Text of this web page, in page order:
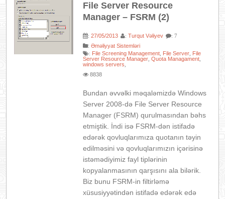
PROQRAMLAR
IT LÜĞƏT
XƏBƏRLƏR
File Server Resource
Manager – FSRM (2)
:27/05/2013 :Turqut Vəliyev : 7
:Əməliyyat Sistemləri
: File Screening Management File Server File
Server Resource Manager ,Quota Managament
windows servers
8838
Bundan əvvəlki məqaləmizdə Windows
Server 2008-də File Server Resource
Manager (FSRM) qurulmasından bəhs
etmiştik. İndi isə FSRM-dən istifadə
edərək qovluqlarımıza quotanın təyin
edilməsini və qovluqlarımızın içərisinə
istəmədiyimiz fayl tiplərinin
kopyalanmasının qarşısını ala bilərik.
Biz bunu FSRM-in filtirləmə
xüsusiyyətindən istifadə edərək edə